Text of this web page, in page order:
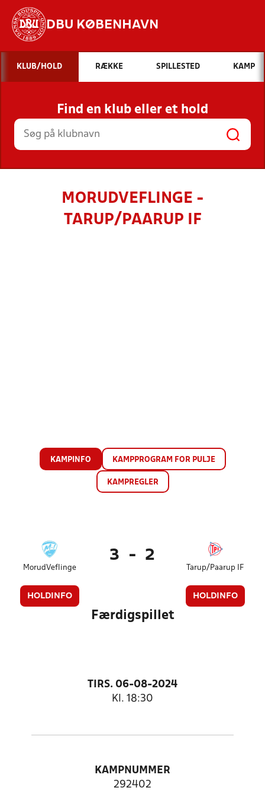
DBU KØBENHAVN
Hvad vil du søge efter?
INDHOLD OG NYHEDER
STILLINGER, RESULTATER, KLUBBER OG
HOLD
KLUB/HOLD RÆKKE SPILLESTED KAMP
Find en klub eller et hold
MORUDVEFLINGE -
TARUP/PAARUP IF
KAMPINFO KAMPPROGRAM FOR PULJE
KAMPREGLER
MorudVeflinge
HOLDINFO
3 - 2
Tarup/Paarup IF
HOLDINFO
Færdigspillet
TIRS. 06-08-2024
Kl. 18:30
KAMPNUMMER
292402